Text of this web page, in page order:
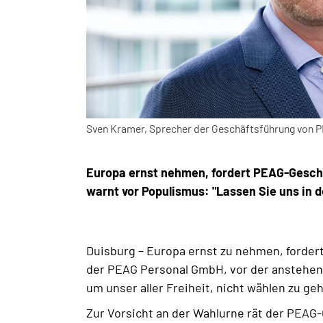
Sven Kramer, Sprecher der Geschäftsführung von
Europa ernst nehmen, fordert PEAG-
warnt vor Populismus: "Lassen Sie uns in
Duisburg – Europa ernst zu nehmen,
der PEAG Personal GmbH, vor der
um unser aller Freiheit, nicht wählen zu
Zur Vorsicht an der Wahlurne rät der